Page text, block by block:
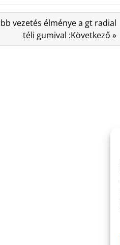
vezetés élménye a gt radial
téli gumival :Következő »